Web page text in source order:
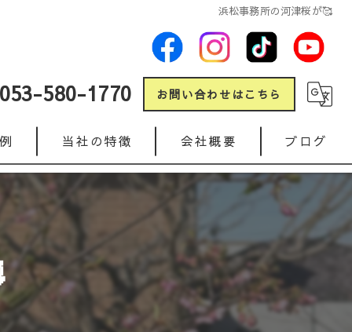
浜松事務所の河津桜が🥰
053-580-1770 お問い合わせはこちら
当社の特徴
ガレージ
会社概要 ブログ